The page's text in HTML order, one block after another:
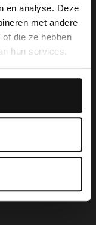
en analyse. Deze
met andere
die ze hebben
hun services.
Would